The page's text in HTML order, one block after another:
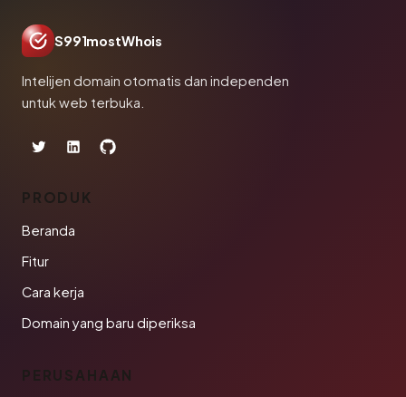
S991mostWhois
Intelijen domain otomatis dan independen
untuk web terbuka.
PRODUK
Beranda
Fitur
Cara kerja
Domain yang baru diperiksa
PERUSAHAAN